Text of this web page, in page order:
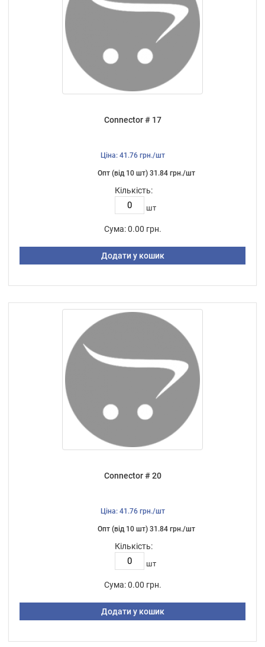
Connector # 17
Ціна: 41.76 грн./шт
Опт (від 10 шт) 31.84 грн./шт
Кількість:
шт
Сума: 0.00 грн.
Додати у кошик
Connector # 20
Ціна: 41.76 грн./шт
Опт (від 10 шт) 31.84 грн./шт
Кількість:
шт
Сума: 0.00 грн.
Додати у кошик